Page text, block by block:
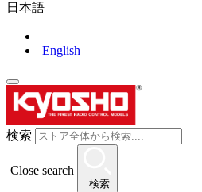
日本語
English
検索
Close search
検索